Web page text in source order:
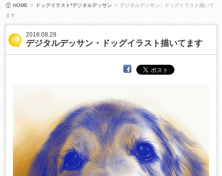
HOME > ドッグイラスト*デジタルデッサン > デジタルデッサン・ドッグイラスト描いて
ます
2018.08.28
デジタルデッサン・ドッグイラスト描いてます